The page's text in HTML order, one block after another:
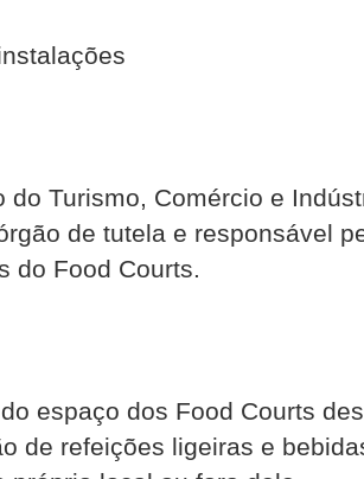
do Turismo, Comércio e
de tutela e responsável
do Food Courts.
espaço dos Food Courts
de refeições ligeiras e